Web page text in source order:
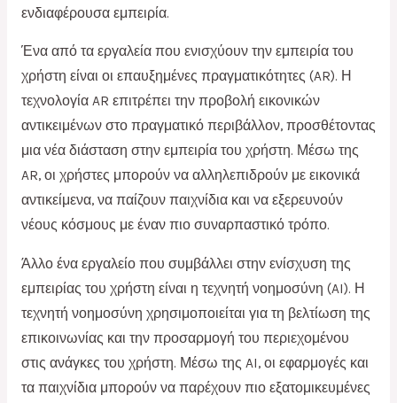
ενδιαφέρουσα εμπειρία.
Ένα από τα εργαλεία που ενισχύουν την εμπειρία του
χρήστη είναι οι επαυξημένες πραγματικότητες (AR). Η
τεχνολογία AR επιτρέπει την προβολή εικονικών
αντικειμένων στο πραγματικό περιβάλλον, προσθέτοντας
μια νέα διάσταση στην εμπειρία του χρήστη. Μέσω της
AR, οι χρήστες μπορούν να αλληλεπιδρούν με εικονικά
αντικείμενα, να παίζουν παιχνίδια και να εξερευνούν
νέους κόσμους με έναν πιο συναρπαστικό τρόπο.
Άλλο ένα εργαλείο που συμβάλλει στην ενίσχυση της
εμπειρίας του χρήστη είναι η τεχνητή νοημοσύνη (AI). Η
τεχνητή νοημοσύνη χρησιμοποιείται για τη βελτίωση της
επικοινωνίας και την προσαρμογή του περιεχομένου
στις ανάγκες του χρήστη. Μέσω της AI, οι εφαρμογές και
τα παιχνίδια μπορούν να παρέχουν πιο εξατομικευμένες